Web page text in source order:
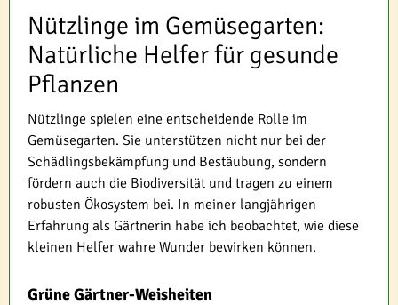
Nützlinge im Gemüsegarten:
Natürliche Helfer für gesunde
Pflanzen
Nützlinge spielen eine entscheidende Rolle im
Gemüsegarten. Sie unterstützen nicht nur bei der
Schädlingsbekämpfung und Bestäubung, sondern
fördern auch die Biodiversität und tragen zu einem
robusten Ökosystem bei. In meiner langjährigen
Erfahrung als Gärtnerin habe ich beobachtet, wie diese
kleinen Helfer wahre Wunder bewirken können.
Grüne Gärtner-Weisheiten